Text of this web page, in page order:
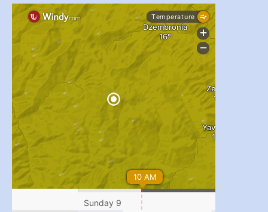
pimrec_project